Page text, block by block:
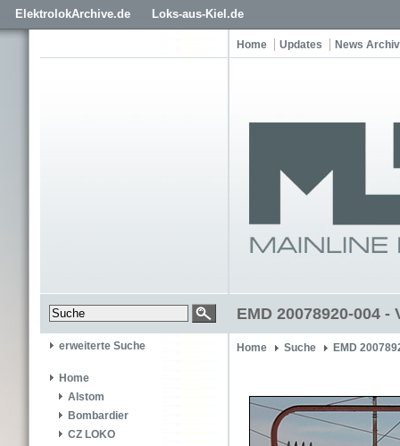
ElektrolokArchive.de Loks-aus-Kiel.de
Home Updates News Archiv
EMD 20078920-004 -
erweiterte Suche
Home
Alstom
Bombardier
CZ LOKO
Home Suche EMD